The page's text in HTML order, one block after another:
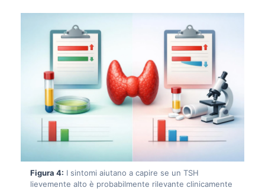
Figura 4: I sintomi aiutano a capire se un TSH
lievemente alto è probabilmente rilevante clinicamente